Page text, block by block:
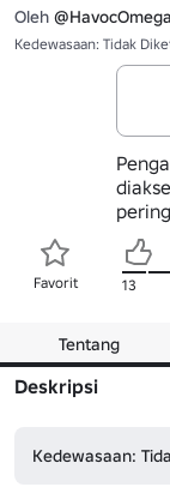
Oleh @HavocOmega
Kedewasaan: Tidak
Favorit 13
Tentang
Deskripsi
Kedewasaan: